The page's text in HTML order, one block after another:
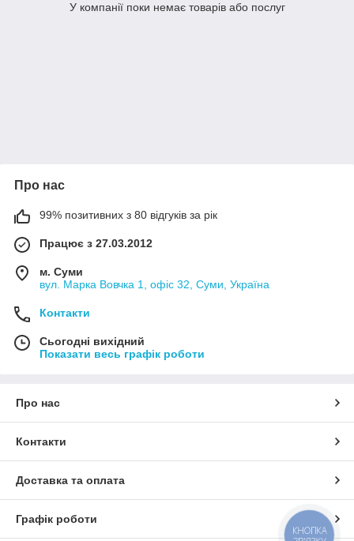
У компанії поки немає товарів або послуг
Про нас
99% позитивних з 80 відгуків за рік
Працює з 27.03.2012
м. Суми
вул. Марка Вовчка 1, офіс 32, Суми, Україна
Контакти
Сьогодні вихідний
Показати весь графік роботи
Про нас
Контакти
Доставка та оплата
Графік роботи
КНОПКА